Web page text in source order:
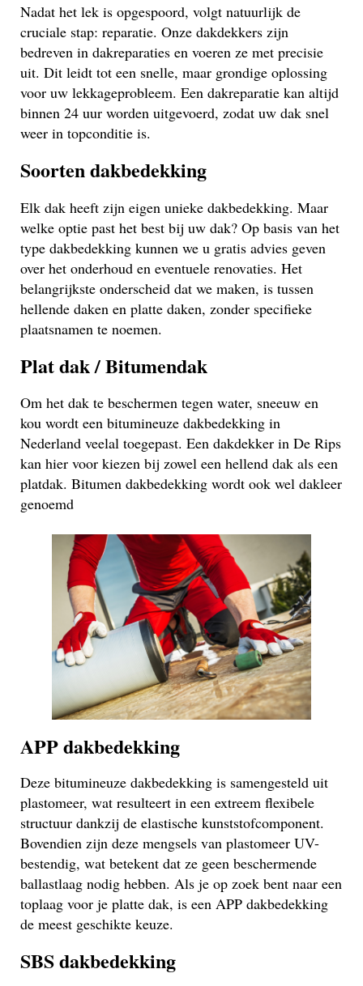
Nadat het lek is opgespoord, volgt natuurlijk de
cruciale stap: reparatie. Onze dakdekkers zijn
bedreven in dakreparaties en voeren ze met precisie
uit. Dit leidt tot een snelle, maar grondige oplossing
voor uw lekkageprobleem. Een dakreparatie kan altijd
binnen 24 uur worden uitgevoerd, zodat uw dak snel
weer in topconditie is.
Soorten dakbedekking
Elk dak heeft zijn eigen unieke dakbedekking. Maar
welke optie past het best bij uw dak? Op basis van het
type dakbedekking kunnen we u gratis advies geven
over het onderhoud en eventuele renovaties. Het
belangrijkste onderscheid dat we maken, is tussen
hellende daken en platte daken, zonder specifieke
plaatsnamen te noemen.
Plat dak / Bitumendak
Om het dak te beschermen tegen water, sneeuw en
kou wordt een bitumineuze dakbedekking in
Nederland veelal toegepast. Een dakdekker in De Rips
kan hier voor kiezen bij zowel een hellend dak als een
platdak. Bitumen dakbedekking wordt ook wel dakleer
genoemd
APP dakbedekking
Deze bitumineuze dakbedekking is samengesteld uit
plastomeer, wat resulteert in een extreem flexibele
structuur dankzij de elastische kunststofcomponent.
Bovendien zijn deze mengsels van plastomeer UV-
bestendig, wat betekent dat ze geen beschermende
ballastlaag nodig hebben. Als je op zoek bent naar een
toplaag voor je platte dak, is een APP dakbedekking
de meest geschikte keuze.
SBS dakbedekking